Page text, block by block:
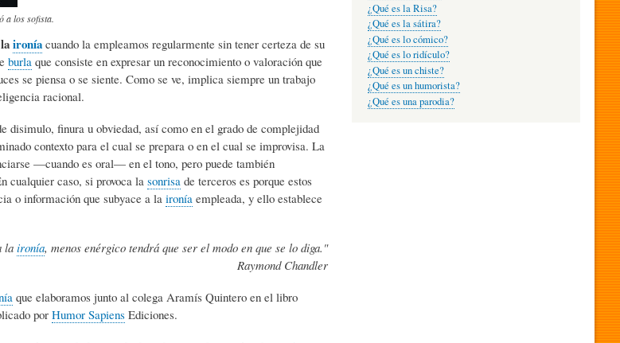
N
Y
A
C
T
U
L
S
D
E
H
a los sofista.
ironía cuando la empleamos regularmente sin tener certeza de su
burla que consiste en expresar un reconocimiento o valoración que
se piensa o se siente. Como se ve, implica siempre un trabajo
racional.
disimulo, finura u obviedad, así como en el grado de complejidad
contexto para el cual se prepara o en el cual se improvisa. La
—cuando es oral— en el tono, pero puede también
cualquier caso, si provoca la sonrisa de terceros es porque estos
o información que subyace a la ironía empleada, y ello establece
la ironía, menos enérgico tendrá que ser el modo en que se lo diga."
Raymond Chandler
que elaboramos junto al colega Aramís Quintero en el libro
por Humor Sapiens Ediciones.
¿Qué es la Risa?
¿Qué es la sátira?
¿Qué es lo cómico?
¿Qué es lo ridículo?
¿Qué es un chiste?
¿Qué es un humorista?
¿Qué es una parodia?